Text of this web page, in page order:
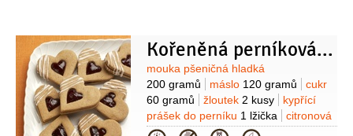
maxikrevetky, případně tyčinky
surimi)
Kořeněná perníková srdíčka
Suroviny
mouka pšeničná hladká
200 gramů
máslo 120 gramů
cukr
60 gramů
žloutek 2 kusy
kypřící
prášek do perníku 1 lžička
citronová
kůra
1/2lžičky (strouhaná)